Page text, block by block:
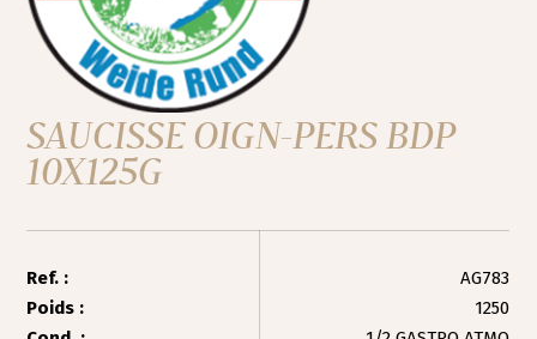
SAUCISSE OIGN-PERS BDP
10X125G
Ref. :
AG783
Poids :
1250